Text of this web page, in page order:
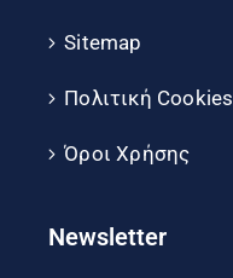
Sitemap
Πολιτική Cookies
Όροι Χρήσης
Newsletter